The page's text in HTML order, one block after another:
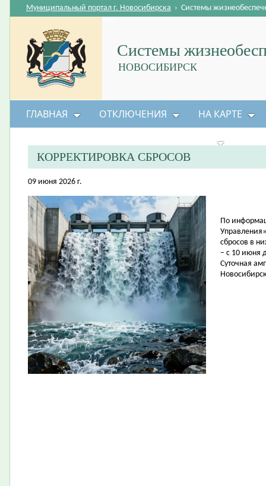
Системы
НОВОСИБИРСК
Муниципальный портал г. Новосибирска › Системы
ГЛАВНАЯ ОТКЛЮЧЕНИЯ НА КАРТЕ
КОРРЕКТИРОВКА СБРОСОВ
09 июня 2026 г.
По
сбросов в
– с 10 июня
Суточная